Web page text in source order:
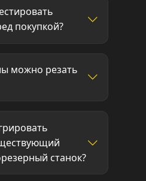
покупкой?
можно резать
станок?